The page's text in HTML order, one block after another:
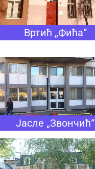
Вртић „Фића“
Јасле „Звончић“